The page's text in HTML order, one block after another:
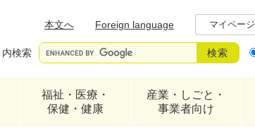
本文へ
Foreign language マイページ
検索
福祉・医療・
保健・健康
産業・しごと・
事業者向け